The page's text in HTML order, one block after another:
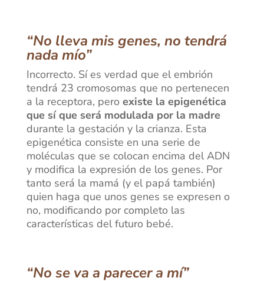
“No lleva mis genes, no tendrá
nada mío”
Incorrecto. Sí es verdad que el embrión
tendrá 23 cromosomas que no pertenecen
a la receptora, pero existe la epigenética
que sí que será modulada por la madre
durante la gestación y la crianza. Esta
epigenética consiste en una serie de
moléculas que se colocan encima del ADN
y modifica la expresión de los genes. Por
tanto será la mamá (y el papá también)
quien haga que unos genes se expresen o
no, modificando por completo las
características del futuro bebé.
“No se va a parecer a mí”